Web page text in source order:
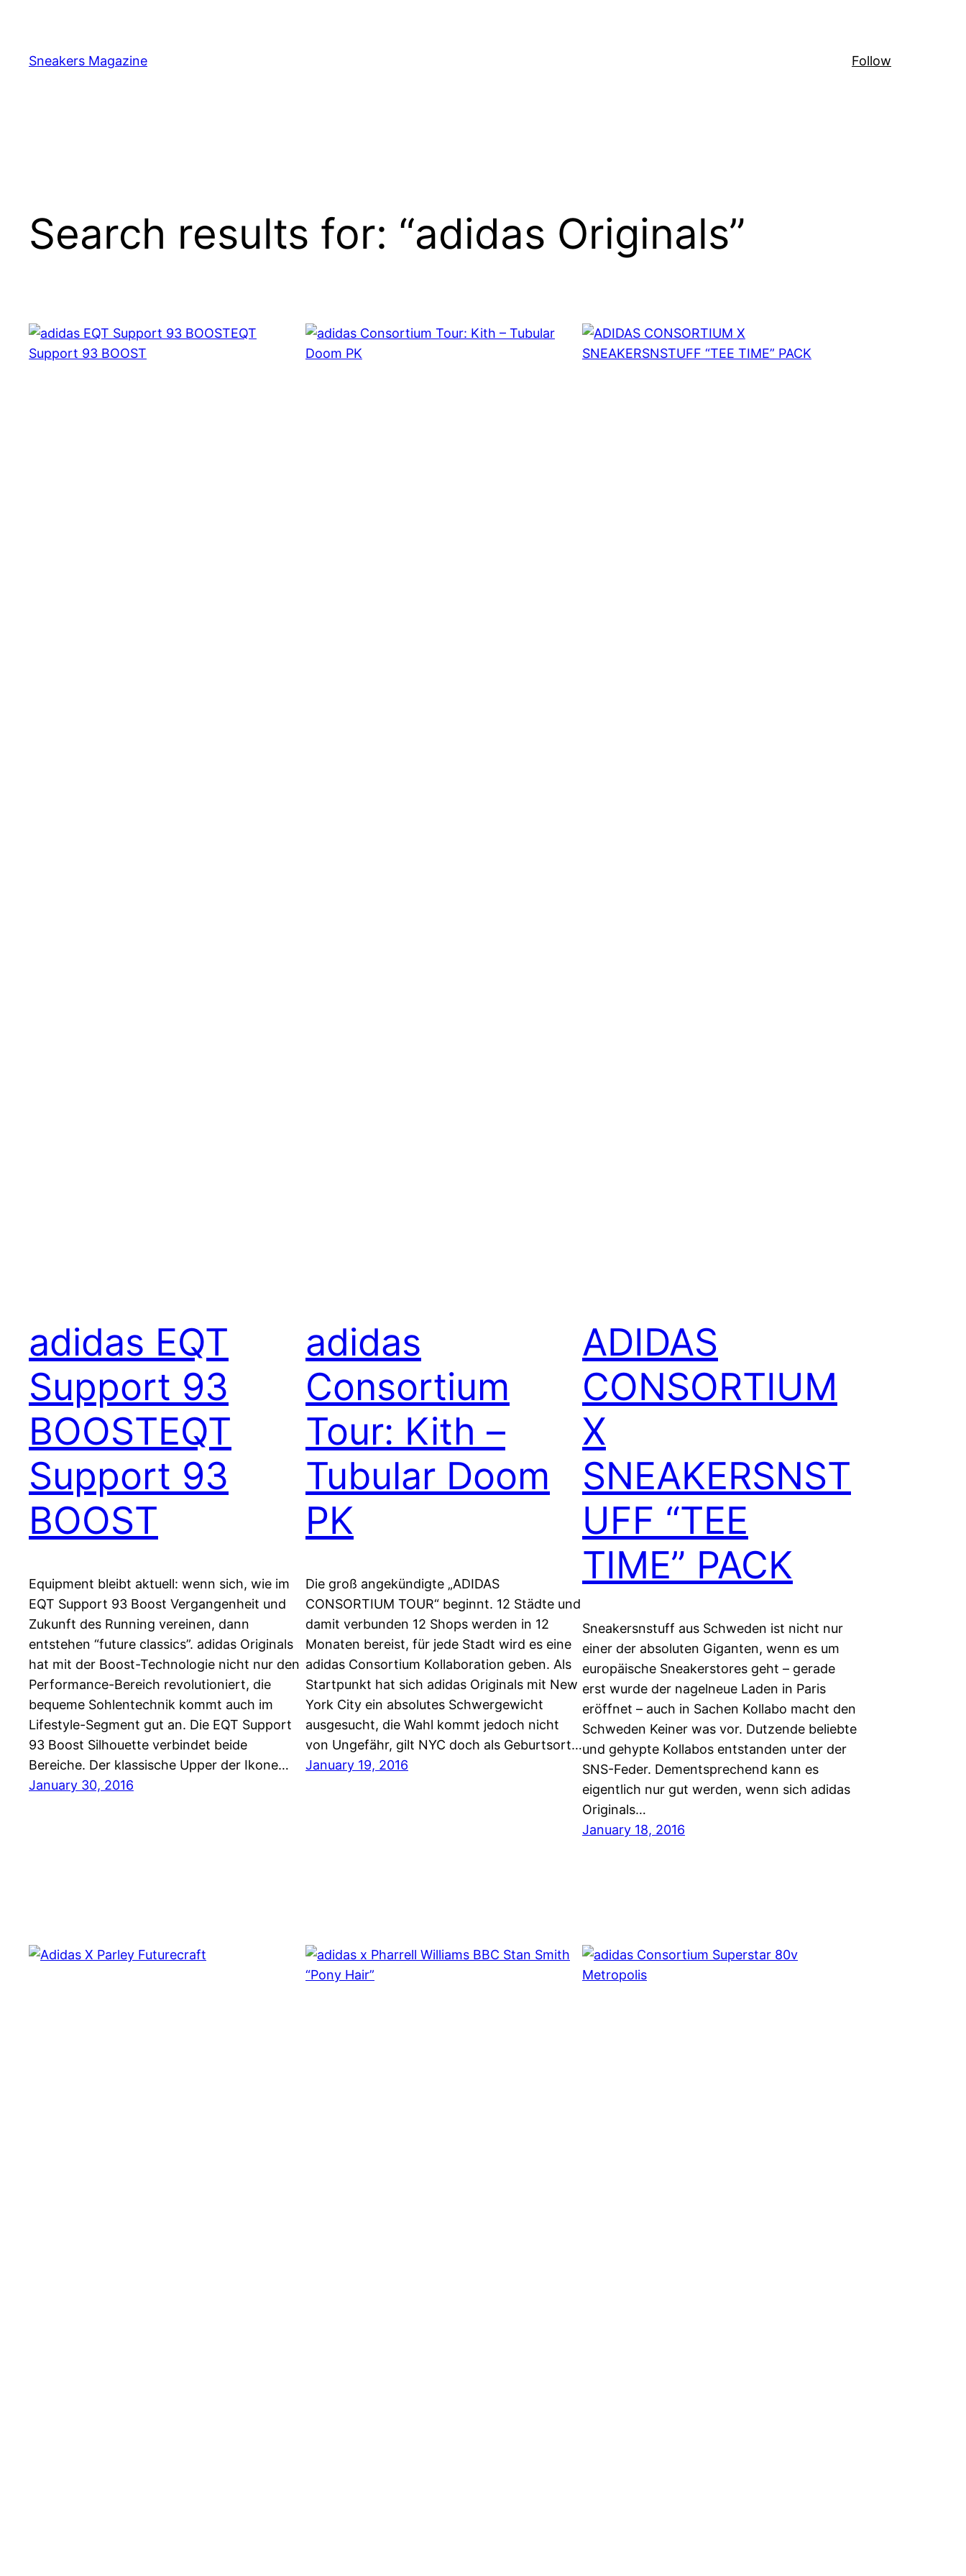
content
Sneakers Magazine Follow
Search results for: “adidas Originals”
adidas EQT
Support 93
BOOSTEQT
Support 93
BOOST
Equipment bleibt aktuell: wenn sich, wie im
EQT Support 93 Boost Vergangenheit und
Zukunft des Running vereinen, dann
entstehen “future classics”. adidas Originals
hat mit der Boost-Technologie nicht nur den
Performance-Bereich revolutioniert, die
bequeme Sohlentechnik kommt auch im
Lifestyle-Segment gut an. Die EQT Support
93 Boost Silhouette verbindet beide
Bereiche. Der klassische Upper der Ikone…
January 30, 2016
adidas
Consortium
Tour: Kith –
Tubular Doom
PK
Die groß angekündigte „ADIDAS
CONSORTIUM TOUR“ beginnt. 12 Städte und
damit verbunden 12 Shops werden in 12
Monaten bereist, für jede Stadt wird es eine
adidas Consortium Kollaboration geben. Als
Startpunkt hat sich adidas Originals mit New
York City ein absolutes Schwergewicht
ausgesucht, die Wahl kommt jedoch nicht
von Ungefähr, gilt NYC doch als Geburtsort…
January 19, 2016
ADIDAS
CONSORTIUM
X
SNEAKERSNST
UFF “TEE
TIME” PACK
Sneakersnstuff aus Schweden ist nicht nur
einer der absoluten Giganten, wenn es um
europäische Sneakerstores geht – gerade
erst wurde der nagelneue Laden in Paris
eröffnet – auch in Sachen Kollabo macht den
Schweden Keiner was vor. Dutzende beliebte
und gehypte Kollabos entstanden unter der
SNS-Feder. Dementsprechend kann es
eigentlich nur gut werden, wenn sich adidas
Originals…
January 18, 2016